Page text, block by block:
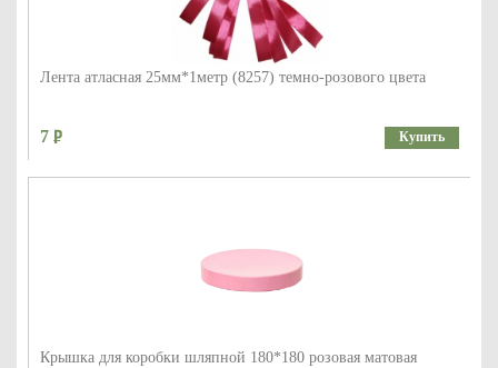
Лента атласная 25мм*1метр (8257) темно-розового цвета
7 Купить
Крышка для коробки шляпной 180*180 розовая матовая